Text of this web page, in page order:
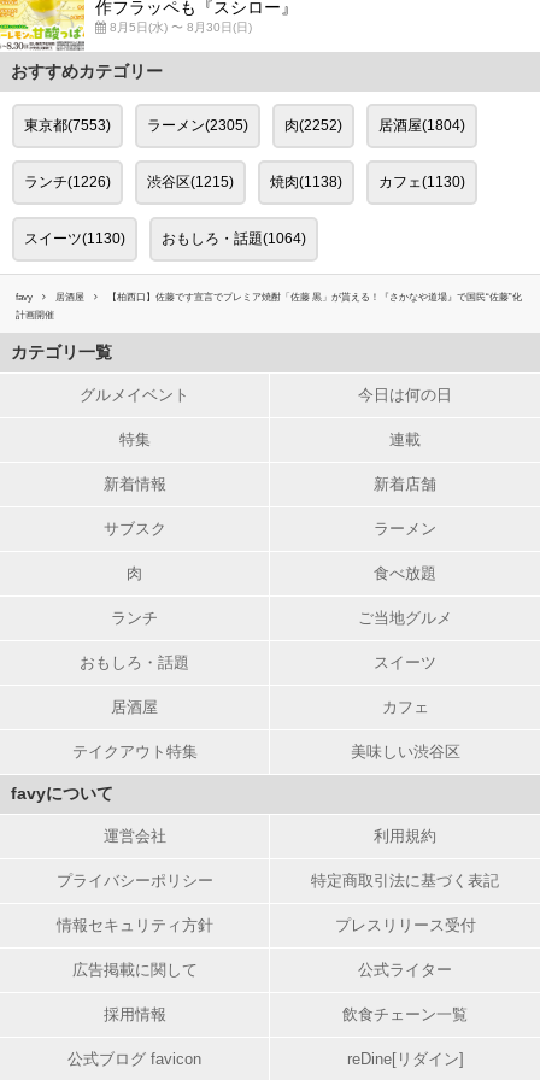
作フラッペも『スシロー』
8月5日(水) 〜 8月30日(日)
おすすめカテゴリー
東京都(7553) ラーメン(2305) 肉(2252) 居酒屋(1804)
ランチ(1226) 渋谷区(1215) 焼肉(1138) カフェ(1130)
スイーツ(1130) おもしろ・話題(1064)
favy 居酒屋
【柏西口】佐藤です宣言でプレミア焼酎「佐藤 黒」が貰える！『さかなや道場』で国民“佐藤”化
計画開催
カテゴリ一覧
グルメイベント 今日は何の日
特集 連載
新着情報 新着店舗
サブスク ラーメン
肉 食べ放題
ランチ ご当地グルメ
おもしろ・話題 スイーツ
居酒屋 カフェ
テイクアウト特集 美味しい渋谷区
favyについて
運営会社 利用規約
プライバシーポリシー 特定商取引法に基づく表記
情報セキュリティ方針 プレスリリース受付
広告掲載に関して 公式ライター
採用情報 飲食チェーン一覧
公式ブログ favicon reDine[リダイン]